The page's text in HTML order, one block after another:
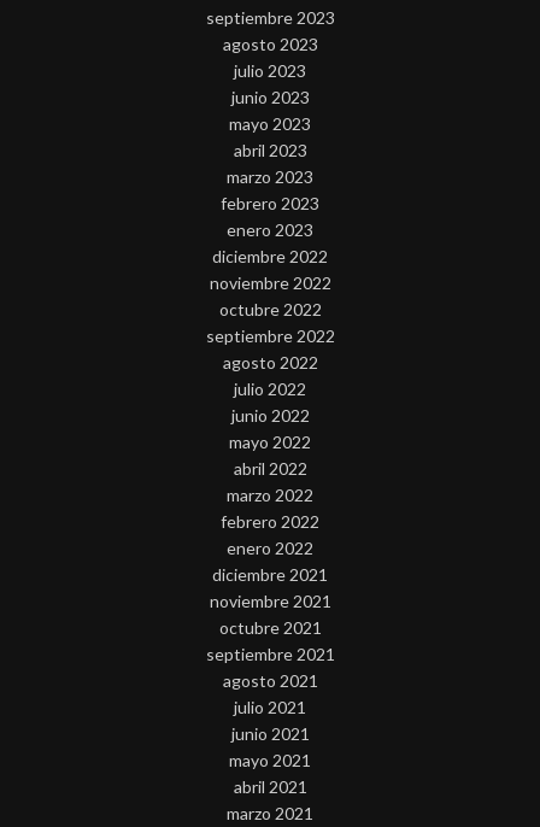
septiembre 2023
agosto 2023
julio 2023
junio 2023
mayo 2023
abril 2023
marzo 2023
febrero 2023
enero 2023
diciembre 2022
noviembre 2022
octubre 2022
septiembre 2022
agosto 2022
julio 2022
junio 2022
mayo 2022
abril 2022
marzo 2022
febrero 2022
enero 2022
diciembre 2021
noviembre 2021
octubre 2021
septiembre 2021
agosto 2021
julio 2021
junio 2021
mayo 2021
abril 2021
marzo 2021